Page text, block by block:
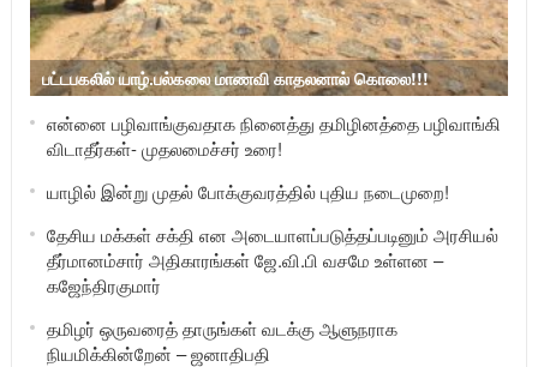
பட்டபகலில் யாழ்.பல்கலை மாணவி காதலனால் கொலை!!!
என்னை பழிவாங்குவதாக நினைத்து தமிழினத்தை பழிவாங்கி
விடாதீர்கள்- முதலமைச்சர் உரை!
யாழில் இன்று முதல் போக்குவரத்தில் புதிய நடைமுறை!
தேசிய மக்கள் சக்தி என அடையாளப்படுத்தப்படினும் அரசியல்
தீர்மானம்சார் அதிகாரங்கள் ஜே.வி.பி வசமே உள்ளன –
கஜேந்திரகுமார்
தமிழர் ஒருவரைத் தாருங்கள் வடக்கு ஆளுநராக
நியமிக்கின்றேன் – ஜனாதிபதி